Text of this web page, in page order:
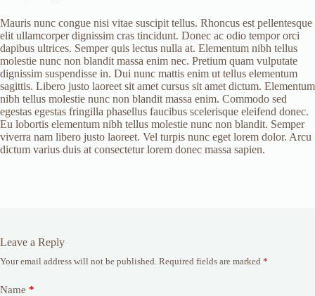
Mauris nunc congue nisi vitae suscipit tellus. Rhoncus est pellentesque
elit ullamcorper dignissim cras tincidunt. Donec ac odio tempor orci
dapibus ultrices. Semper quis lectus nulla at. Elementum nibh tellus
molestie nunc non blandit massa enim nec. Pretium quam vulputate
dignissim suspendisse in. Dui nunc mattis enim ut tellus elementum
sagittis. Libero justo laoreet sit amet cursus sit amet dictum. Elementum
nibh tellus molestie nunc non blandit massa enim. Commodo sed
egestas egestas fringilla phasellus faucibus scelerisque eleifend donec.
Eu lobortis elementum nibh tellus molestie nunc non blandit. Semper
viverra nam libero justo laoreet. Vel turpis nunc eget lorem dolor. Arcu
dictum varius duis at consectetur lorem donec massa sapien.
Leave a Reply
Your email address will not be published. Required fields are marked *
Name *